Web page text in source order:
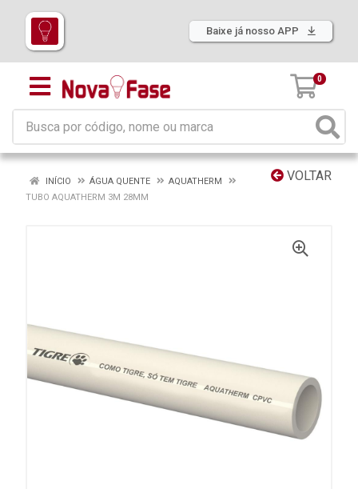
Baixe já nosso APP
0
VOLTAR
INÍCIO ÁGUA QUENTE
AQUATHERM
TUBO AQUATHERM 3M 28MM